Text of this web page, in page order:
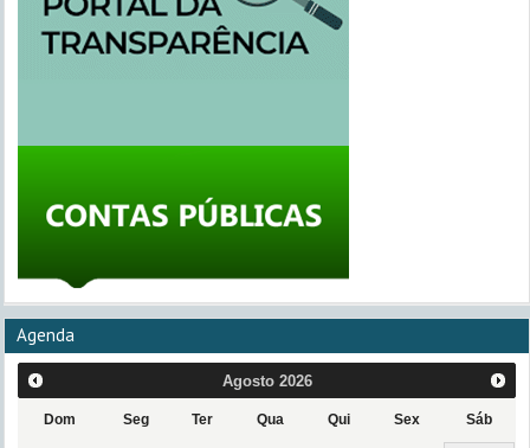
Agenda
Agosto 2026
Dom Seg Ter Qua Qui Sex Sáb